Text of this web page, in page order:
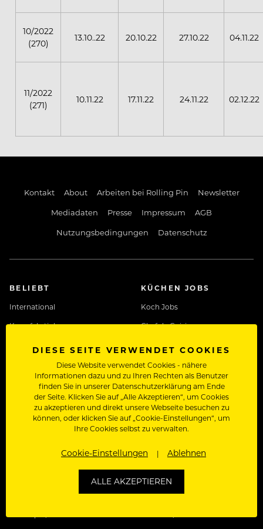
10/2022
(270)
13.10..22 20.10.22 27.10.22 04.11.22
11/2022
(271)
10.11.22 17.11.22 24.11.22 02.12.22
Kontakt About Arbeiten bei Rolling Pin
Newsletter
Mediadaten
Presse Impressum
AGB
Nutzungsbedingungen
Datenschutz
BELIEBT
International
Kreuzfahrtjobs
KÜCHEN JOBS
Koch Jobs
Chef de Cuisine
Sous Chef
Jungkoch
SERVICE JOBS
Restaurantfachfrau
MANAGEMENT JOBS
Sales Manager/in
Hoteldirektor/in
F&B Manager/in
DIESE SEITE VERWENDET COOKIES
Diese Website verwendet Cookies - nähere
Informationen dazu und zu Ihren Rechten als Benutzer
finden Sie in unserer Datenschutzerklärung am Ende
der Seite. Klicken Sie auf „Alle Akzeptieren“, um Cookies
zu akzeptieren und direkt unsere Webseite besuchen zu
können, oder klicken Sie auf „Cookie-Einstellungen“, um
Ihre Cookies selbst zu verwalten.
Cookie-Einstellungen Ablehnen
ALLE AKZEPTIEREN